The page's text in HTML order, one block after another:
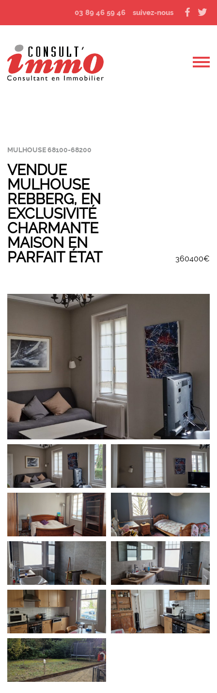
03 89 46 59 46 suivez-nous
MULHOUSE 68100-68200
VENDUE
MULHOUSE
REBBERG, EN
EXCLUSIVITÉ
CHARMANTE
MAISON EN
PARFAIT ÉTAT
360400€